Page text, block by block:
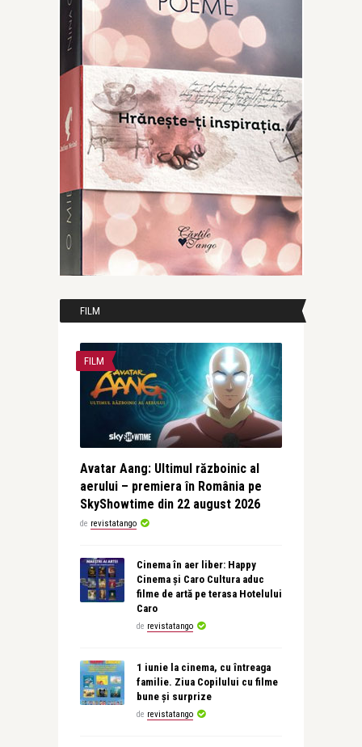
FILM
FILM
Avatar Aang: Ultimul războinic al
aerului – premiera în România pe
SkyShowtime din 22 august 2026
de revistatango
Cinema în aer liber: Happy
Cinema și Caro Cultura aduc
filme de artă pe terasa Hotelului
Caro
de revistatango
1 iunie la cinema, cu întreaga
familie. Ziua Copilului cu filme
bune și surprize
de revistatango